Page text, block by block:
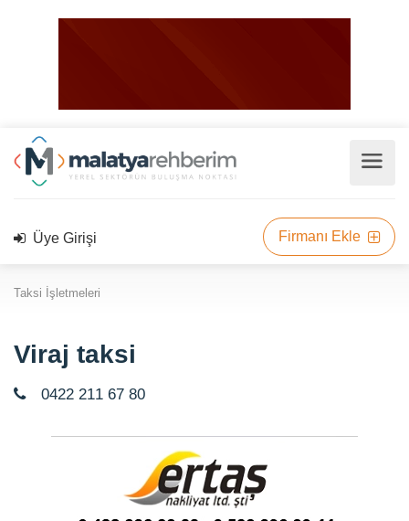
Üye Girişi Firmanı Ekle
Taksi İşletmeleri
Viraj taksi
0422 211 67 80